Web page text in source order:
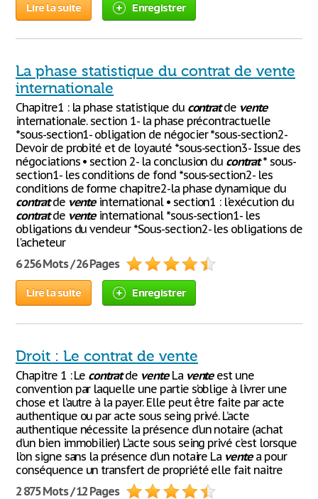
Lire la suite Enregistrer
La phase statistique du contrat de vente
internationale
Chapitre1 : la phase statistique du contratde vente
internationale. section 1- la phase précontractuelle
*sous-section1- obligation de négocier *sous-section2-
Devoir de probité et de loyauté *sous-section3- Issue des
négociations • section 2- la conclusion du contrat* sous-
section1- les conditions de fond *sous-section2- les
conditions de forme chapitre2-la phase dynamique du
contratde venteinternational • section1 : l'exécution du
contratde venteinternational *sous-section1- les
obligations du vendeur *Sous-section2- les obligations de
l'acheteur
6 256 Mots / 26 Pages
Lire la suite Enregistrer
Droit : Le contrat de vente
Chapitre 1 : Le contratde venteLa venteest une
convention par laquelle une partie s’oblige à livrer une
chose et l’autre à la payer. Elle peut être faite par acte
authentique ou par acte sous seing privé. L’acte
authentique nécessite la présence d’un notaire (achat
d’un bien immobilier) L’acte sous seing privé c’est lorsque
l’on signe sans la présence d’un notaire La ventea pour
conséquence un transfert de propriété elle fait naitre
2 875 Mots / 12 Pages